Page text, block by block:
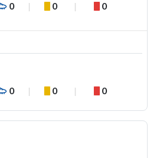
0 0 0
0 0 0